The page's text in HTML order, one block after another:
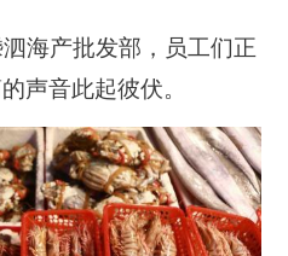
海产批发部，员工们正
声音此起彼伏。